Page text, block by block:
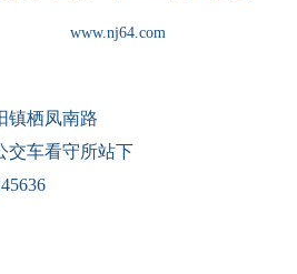
www.nj64.com
镇栖凤南路
交车看守所站下